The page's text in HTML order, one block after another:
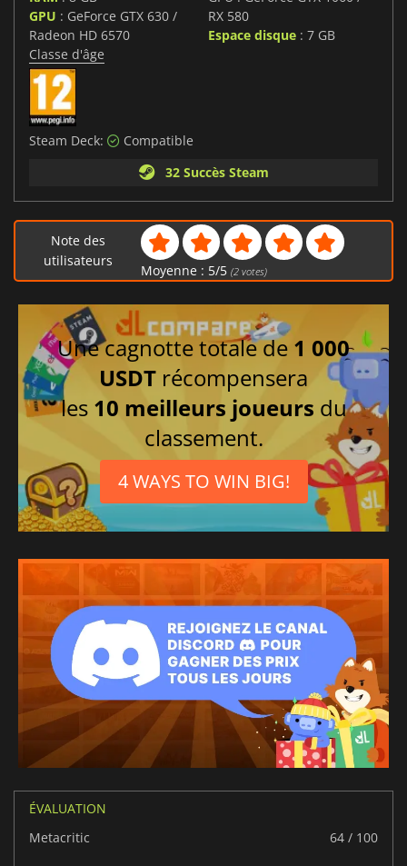
GPU : GeForce GTX 630 /
Radeon HD 6570
RX 580
Espace disque : 7 GB
Classe d'âge
Steam Deck:
Compatible
32 Succès Steam
Note des
utilisateurs
Moyenne : 5/5 (2votes)
Une cagnotte totale de 1 000
USDT récompensera
les 10 meilleurs joueurs du
classement.
4 WAYS TO WIN BIG!
ÉVALUATION
Metacritic
64 / 100